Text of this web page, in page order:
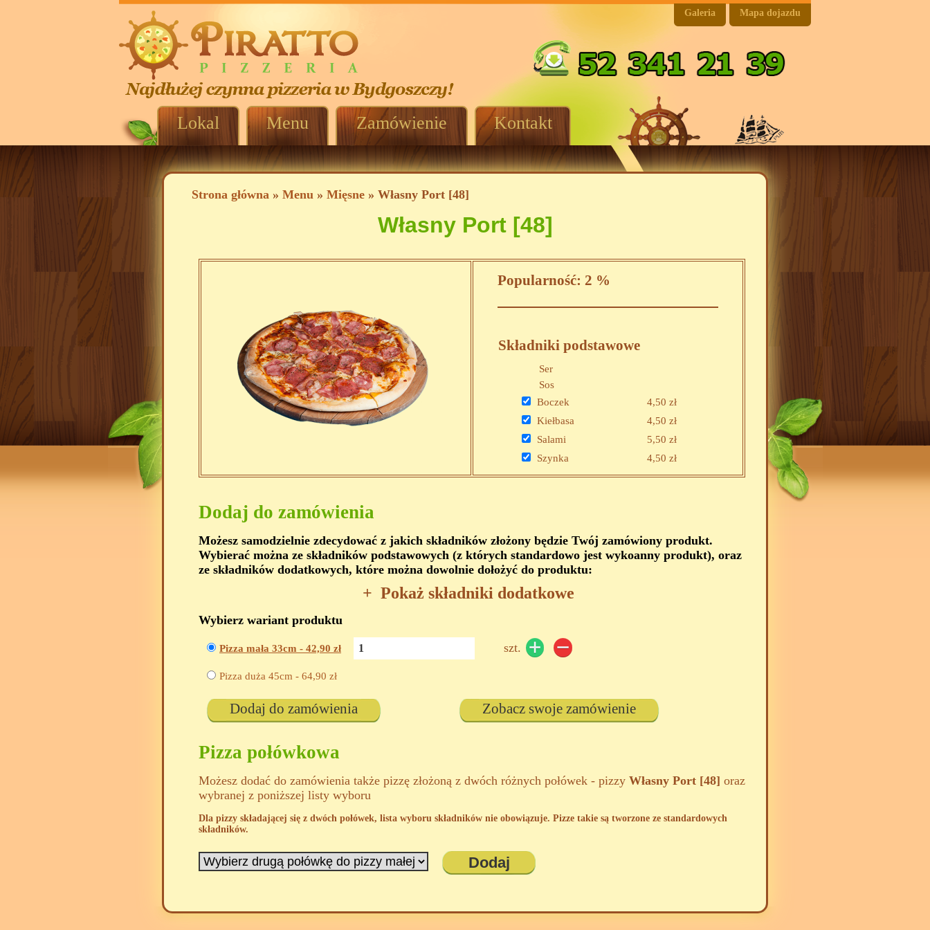
Mapa dojazdu
Galeria
Lokal Menu Zamówienie Kontakt
Strona główna » Menu » Mięsne » Własny Port [48]
Własny Port [48]
Popularność: 2 %
Składniki podstawowe
Ser
Sos
Boczek
4,50 zł
Kiełbasa
4,50 zł
Salami
5,50 zł
Szynka
4,50 zł
Dodaj do zamówienia
Możesz samodzielnie zdecydować z jakich składników złożony będzie Twój zamówiony produkt.
Wybierać można ze składników podstawowych (z których standardowo jest wykoanny produkt), oraz
ze składników dodatkowych, które można dowolnie dołożyć do produktu:
+ Pokaż składniki dodatkowe
Wybierz wariant produktu
Pizza mała 33cm - 42,90 zł szt.
Pizza duża 45cm - 64,90 zł
Dodaj do zamówienia Zobacz swoje zamówienie
Pizza połówkowa
Możesz dodać do zamówienia także pizzę złożoną z dwóch różnych połówek - pizzy Własny Port [48] oraz
wybranej z poniższej listy wyboru
Dla pizzy składającej się z dwóch połówek, lista wyboru składników nie obowiązuje. Pizze takie są tworzone ze standardowych
składników.
Dodaj